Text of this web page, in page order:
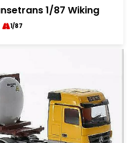
1/87 Wiking
1/87